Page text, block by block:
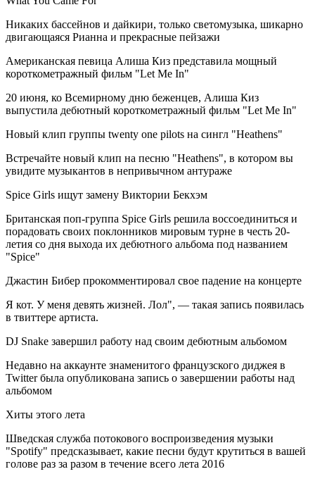
Никаких бассейнов и дайкири, только светомузыка, шикарно
двигающаяся Рианна и прекрасные пейзажи
Американская певица Алиша Киз представила мощный
короткометражный фильм "Let Me In"
20 июня, ко Всемирному дню беженцев, Алиша Киз
выпустила дебютный короткометражный фильм "Let Me In"
Новый клип группы twenty one pilots на сингл "Heathens"
Встречайте новый клип на песню "Heathens", в котором вы
увидите музыкантов в непривычном антураже
Spice Girls ищут замену Виктории Бекхэм
Британская поп-группа Spice Girls решила воссоединиться и
порадовать своих поклонников мировым турне в честь 20-
летия со дня выхода их дебютного альбома под названием
"Spice"
Джастин Бибер прокомментировал свое падение на концерте
Я кот. У меня девять жизней. Лол", — такая запись появилась
в твиттере артиста.
DJ Snake завершил работу над своим дебютным альбомом
Недавно на аккаунте знаменитого французского диджея в
Twitter была опубликована запись о завершении работы над
альбомом
Хиты этого лета
Шведская служба потокового воспроизведения музыки
"Spotify" предсказывает, какие песни будут крутиться в вашей
голове раз за разом в течение всего лета 2016